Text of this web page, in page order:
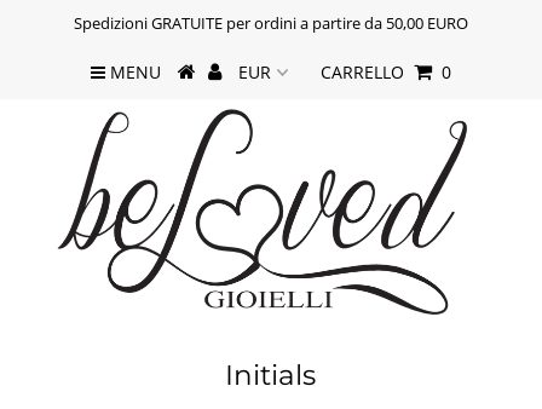
Spedizioni GRATUITE per ordini a partire da 50,00 EURO
MENU CARRELLO 0
Initials